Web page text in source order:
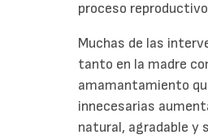
proceso
Muchas de las
tanto en la madre
amamantamiento
innecesarias
natural, agradable y